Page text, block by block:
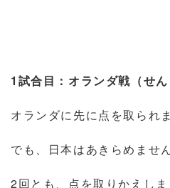
1 試合目：オランダ戦（せ
オランダに先に点を取られ
でも、日本はあきらめませ
2回とも、点を取りかえしま